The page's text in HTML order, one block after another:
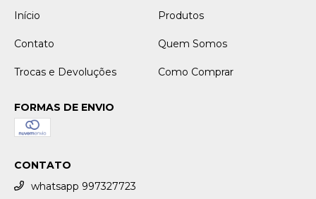
Início
Produtos
Contato Quem Somos
Trocas e Devoluções Como Comprar
FORMAS DE ENVIO
CONTATO
whatsapp 997327723